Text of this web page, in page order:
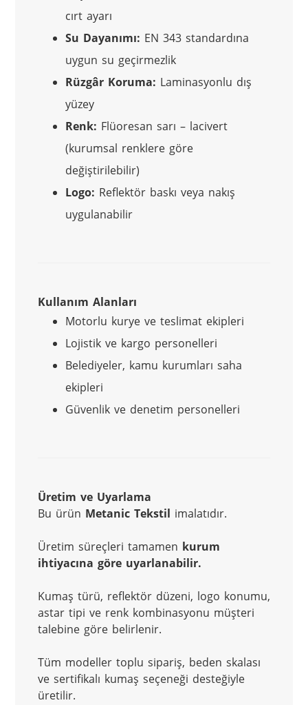
cırt ayarı
Su Dayanımı: EN 343 standardına
uygun su geçirmezlik
Rüzgâr Koruma: Laminasyonlu dış
yüzey
Renk: Flüoresan sarı – lacivert
(kurumsal renklere göre
değiştirilebilir)
Logo: Reflektör baskı veya nakış
uygulanabilir
Kullanım Alanları
Motorlu kurye ve teslimat ekipleri
Lojistik ve kargo personelleri
Belediyeler, kamu kurumları saha
ekipleri
Güvenlik ve denetim personelleri
Üretim ve Uyarlama
Bu ürün Metanic Tekstil imalatıdır.
Üretim süreçleri tamamen kurum
ihtiyacına göre uyarlanabilir.
Kumaş türü, reflektör düzeni, logo konumu,
astar tipi ve renk kombinasyonu müşteri
talebine göre belirlenir.
Tüm modeller toplu sipariş, beden skalası
ve sertifikalı kumaş seçeneği desteğiyle
üretilir.